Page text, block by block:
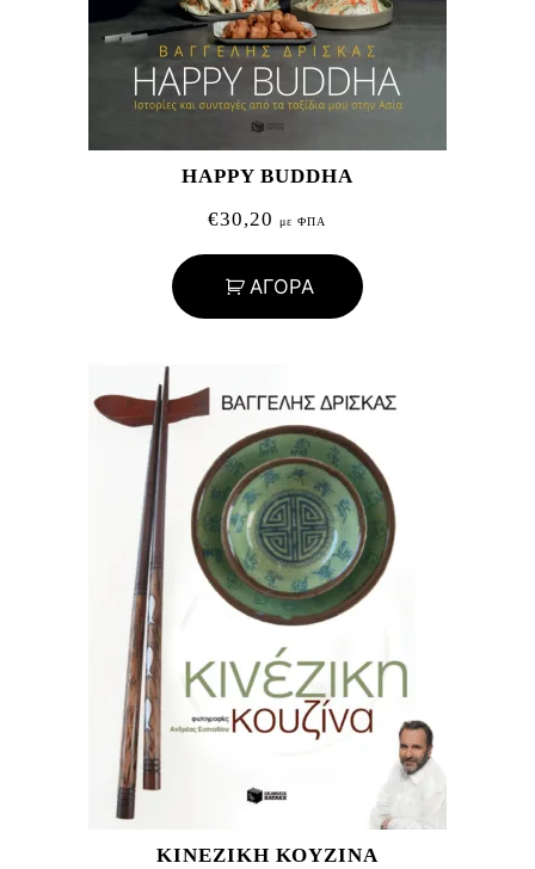
HAPPY BUDDHA
€30,20 με ΦΠΑ
ΑΓΟΡΑ
ΚΙΝΕΖΙΚΗ ΚΟΥΖΙΝΑ